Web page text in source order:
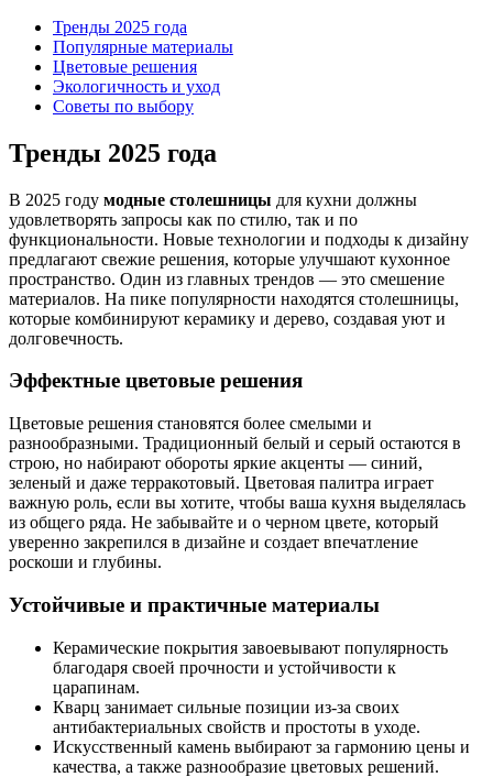
Тренды 2025 года
Популярные материалы
Цветовые решения
Экологичность и уход
Советы по выбору
Тренды 2025 года
В 2025 году модные столешницы для кухни должны
удовлетворять запросы как по стилю, так и по
функциональности. Новые технологии и подходы к дизайну
предлагают свежие решения, которые улучшают кухонное
пространство. Один из главных трендов — это смешение
материалов. На пике популярности находятся столешницы,
которые комбинируют керамику и дерево, создавая уют и
долговечность.
Эффектные цветовые решения
Цветовые решения становятся более смелыми и
разнообразными. Традиционный белый и серый остаются в
строю, но набирают обороты яркие акценты — синий,
зеленый и даже терракотовый. Цветовая палитра играет
важную роль, если вы хотите, чтобы ваша кухня выделялась
из общего ряда. Не забывайте и о черном цвете, который
уверенно закрепился в дизайне и создает впечатление
роскоши и глубины.
Устойчивые и практичные материалы
Керамические покрытия завоевывают популярность
благодаря своей прочности и устойчивости к
царапинам.
Кварц занимает сильные позиции из-за своих
антибактериальных свойств и простоты в уходе.
Искусственный камень выбирают за гармонию цены и
качества, а также разнообразие цветовых решений.